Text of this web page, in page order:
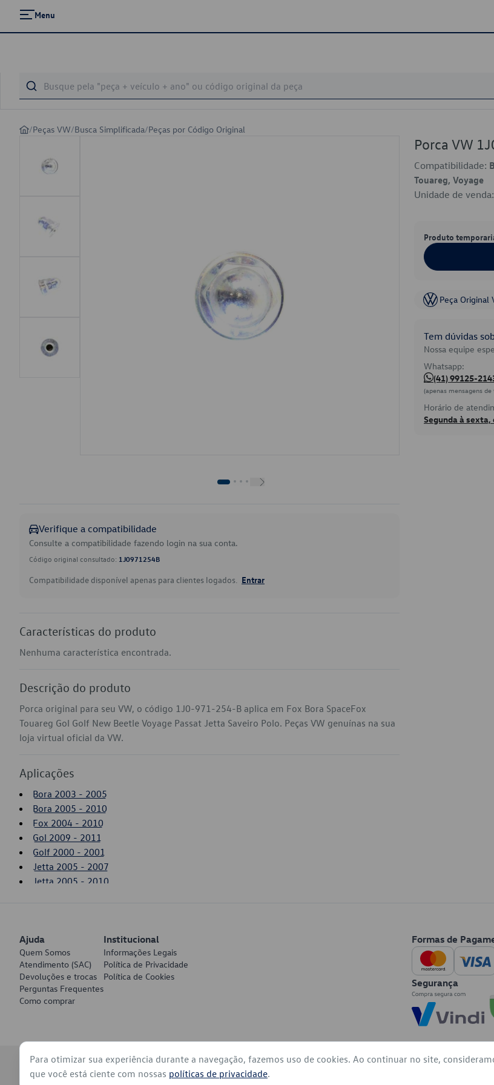
Menu
/Peças VW/Busca Simplificada/Peças por Código Original
Verifique a compatibilidade
Consulte a compatibilidade fazendo login na sua conta.
Código original consultado: 1J0971254B
Compatibilidade disponível apenas para clientes logados. Entrar
Características do produto
Nenhuma característica encontrada.
Descrição do produto
Porca original para seu VW, o código 1J0-971-254-B aplica em Fox Bora SpaceFox
Touareg Gol Golf New Beetle Voyage Passat Jetta Saveiro Polo. Peças VW genuínas na sua
loja virtual oficial da VW.
Aplicações
Bora 2003 - 2005
Bora 2005 - 2010
Fox 2004 - 2010
Gol 2009 - 2011
Golf 2000 - 2001
Jetta 2005 - 2007
Jetta 2005 - 2010
Saveiro 2010 - 2011
SpaceFox 2006 - 2010
Touareg 2006 - 2007
Voyage 2009 - 2011
Porca VW
Compatibilidade:
Touareg, Voyage
Unidade de venda:
Produto
Peça Original
Tem dúvidas
Nossa equipe
Whatsapp:
(41) 99125-
(apenas mensagens
Horário de
Segunda à sexta,
Ajuda
Quem Somos
Atendimento (SAC)
Devoluções e trocas
Perguntas Frequentes
Como comprar
Institucional
Informações Legais
Política de Privacidade
Política de Cookies
Formas de
Segurança
© 2026 - Volkswagen do Brasil - Todos os direitos reservados
Para otimizar sua experiência durante a navegação, fazemos uso de cookies. Ao continuar no site,
que você está ciente com nossas políticas de privacidade.